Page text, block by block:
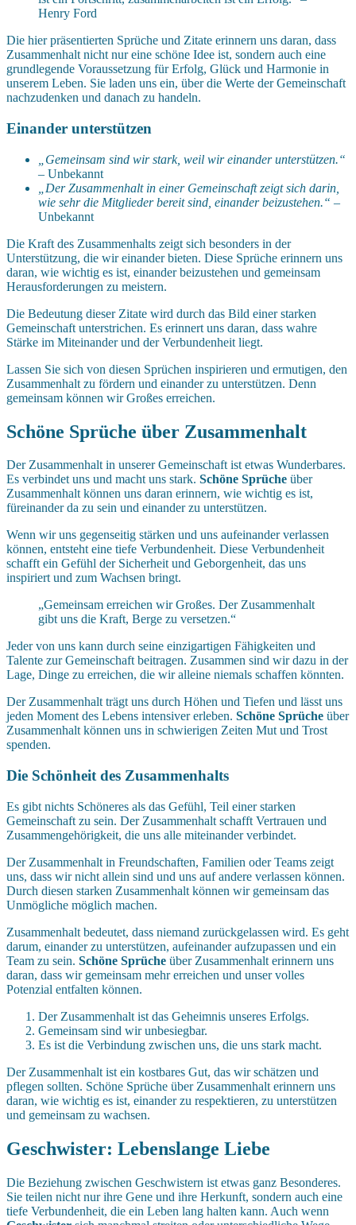
Henry Ford
Die hier präsentierten Sprüche und Zitate erinnern uns daran, dass
Zusammenhalt nicht nur eine schöne Idee ist, sondern auch eine
grundlegende Voraussetzung für Erfolg, Glück und Harmonie in
unserem Leben. Sie laden uns ein, über die Werte der Gemeinschaft
nachzudenken und danach zu handeln.
Einander unterstützen
„Gemeinsam sind wir stark, weil wir einander unterstützen.“
– Unbekannt
„Der Zusammenhalt in einer Gemeinschaft zeigt sich darin,
wie sehr die Mitglieder bereit sind, einander beizustehen.“ –
Unbekannt
Die Kraft des Zusammenhalts zeigt sich besonders in der
Unterstützung, die wir einander bieten. Diese Sprüche erinnern uns
daran, wie wichtig es ist, einander beizustehen und gemeinsam
Herausforderungen zu meistern.
Die Bedeutung dieser Zitate wird durch das Bild einer starken
Gemeinschaft unterstrichen. Es erinnert uns daran, dass wahre
Stärke im Miteinander und der Verbundenheit liegt.
Lassen Sie sich von diesen Sprüchen inspirieren und ermutigen, den
Zusammenhalt zu fördern und einander zu unterstützen. Denn
gemeinsam können wir Großes erreichen.
Schöne Sprüche über Zusammenhalt
Der Zusammenhalt in unserer Gemeinschaft ist etwas Wunderbares.
Es verbindet uns und macht uns stark. Schöne Sprüche über
Zusammenhalt können uns daran erinnern, wie wichtig es ist,
füreinander da zu sein und einander zu unterstützen.
Wenn wir uns gegenseitig stärken und uns aufeinander verlassen
können, entsteht eine tiefe Verbundenheit. Diese Verbundenheit
schafft ein Gefühl der Sicherheit und Geborgenheit, das uns
inspiriert und zum Wachsen bringt.
„Gemeinsam erreichen wir Großes. Der Zusammenhalt
gibt uns die Kraft, Berge zu versetzen.“
Jeder von uns kann durch seine einzigartigen Fähigkeiten und
Talente zur Gemeinschaft beitragen. Zusammen sind wir dazu in der
Lage, Dinge zu erreichen, die wir alleine niemals schaffen könnten.
Der Zusammenhalt trägt uns durch Höhen und Tiefen und lässt uns
jeden Moment des Lebens intensiver erleben. Schöne Sprüche über
Zusammenhalt können uns in schwierigen Zeiten Mut und Trost
spenden.
Die Schönheit des Zusammenhalts
Es gibt nichts Schöneres als das Gefühl, Teil einer starken
Gemeinschaft zu sein. Der Zusammenhalt schafft Vertrauen und
Zusammengehörigkeit, die uns alle miteinander verbindet.
Der Zusammenhalt in Freundschaften, Familien oder Teams zeigt
uns, dass wir nicht allein sind und uns auf andere verlassen können.
Durch diesen starken Zusammenhalt können wir gemeinsam das
Unmögliche möglich machen.
Zusammenhalt bedeutet, dass niemand zurückgelassen wird. Es geht
darum, einander zu unterstützen, aufeinander aufzupassen und ein
Team zu sein. Schöne Sprüche über Zusammenhalt erinnern uns
daran, dass wir gemeinsam mehr erreichen und unser volles
Potenzial entfalten können.
Der Zusammenhalt ist das Geheimnis unseres Erfolgs.
Gemeinsam sind wir unbesiegbar.
Es ist die Verbindung zwischen uns, die uns stark macht.
Der Zusammenhalt ist ein kostbares Gut, das wir schätzen und
pflegen sollten. Schöne Sprüche über Zusammenhalt erinnern uns
daran, wie wichtig es ist, einander zu respektieren, zu unterstützen
und gemeinsam zu wachsen.
Geschwister: Lebenslange Liebe
Die Beziehung zwischen Geschwistern ist etwas ganz Besonderes.
Sie teilen nicht nur ihre Gene und ihre Herkunft, sondern auch eine
tiefe Verbundenheit, die ein Leben lang halten kann. Auch wenn